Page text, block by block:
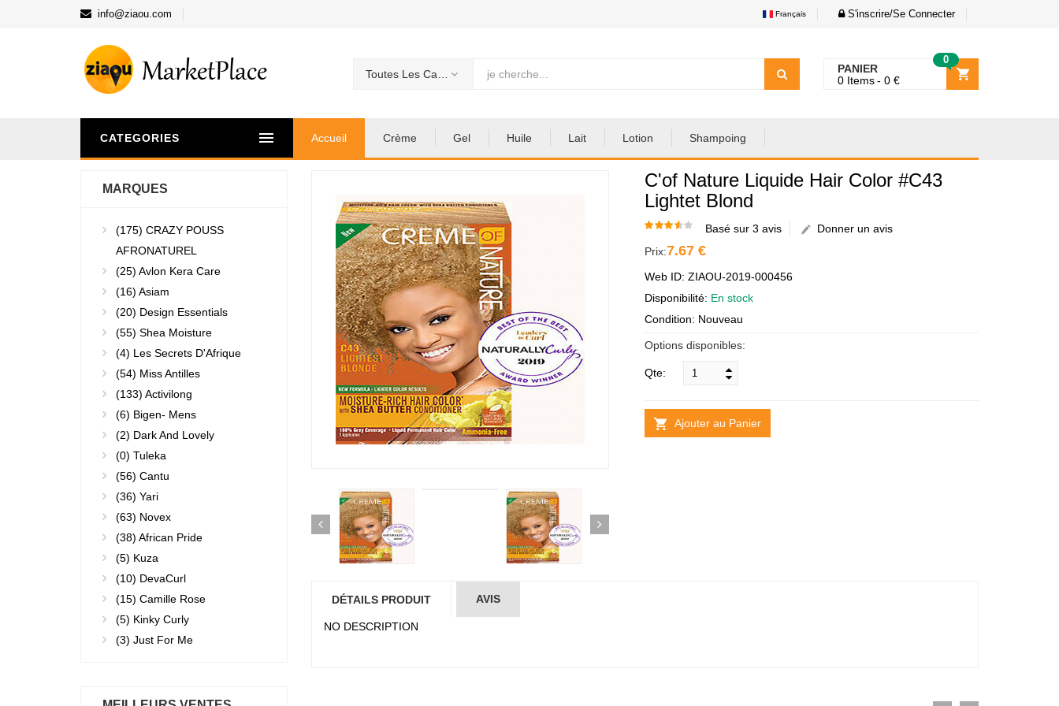
info@ziaou.com Français S'inscrire/Se Connecter
PANIER
0
0 Items 0 €
CATEGORIES Accueil Crème Gel Huile Lait Lotion Shampoing
C'of Nature Liquide Hair Color #C43
Lightet Blond
Basé sur 3 avis
Donner un avis
Prix:7.67 €
Web ID: ZIAOU-2019-000456
Disponibilité: En stock
Condition: Nouveau
Options disponibles:
Qte:
Ajouter au Panier
DÉTAILS PRODUIT AVIS
NO DESCRIPTION
MARQUES
(175) CRAZY POUSS
AFRONATUREL
(25) Avlon Kera Care
(16) Asiam
(20) Design Essentials
(55) Shea Moisture
(4) Les Secrets D'Afrique
(54) Miss Antilles
(133) Activilong
(6) Bigen- Mens
(2) Dark And Lovely
(0) Tuleka
(56) Cantu
(36) Yari
(63) Novex
(38) African Pride
(5) Kuza
(10) DevaCurl
(15) Camille Rose
(5) Kinky Curly
(3) Just For Me